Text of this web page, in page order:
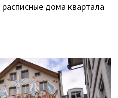
дома квартала